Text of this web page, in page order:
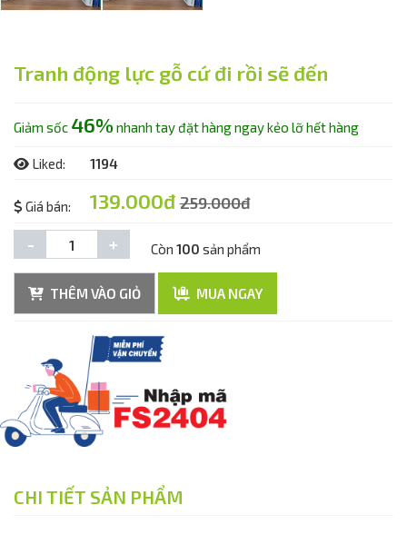
Tranh động lực gỗ cứ đi rồi sẽ đến
Giảm sốc 46% nhanh tay đặt hàng ngay kẻo lỡ hết hàng
Liked: 1194
Giá bán: 139.000đ259.000đ
- + Còn 100 sản phẩm
THÊM VÀO GIỎ MUA NGAY
CHI TIẾT SẢN PHẨM